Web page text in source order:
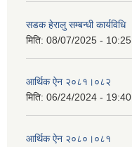
सडक हेरालु सम्बन्धी कार्यविधि
मिति: 08/07/2025 - 10:25
आर्थिक ऐन २०८१।०८२
मिति: 06/24/2024 - 19:40
आर्थिक ऐन २०८०।०८१